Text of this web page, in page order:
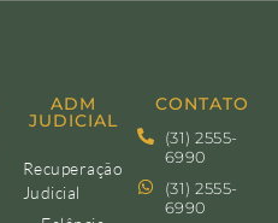
ADM
JUDICIAL
Recuperação
Judicial
CONTATO
(31) 2555-
6990
(31) 2555-
6990